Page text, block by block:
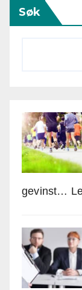
Søk
gevinst…